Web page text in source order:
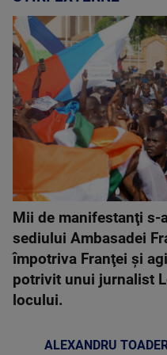
Mii de manifestanţi s-
sediului Ambasadei
împotriva Franţei şi
potrivit unui jurnalist
locului.
ALEXANDRU